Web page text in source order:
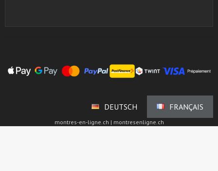
DEUTSCH FRANÇAIS
montres-en-ligne.ch | montresenligne.ch